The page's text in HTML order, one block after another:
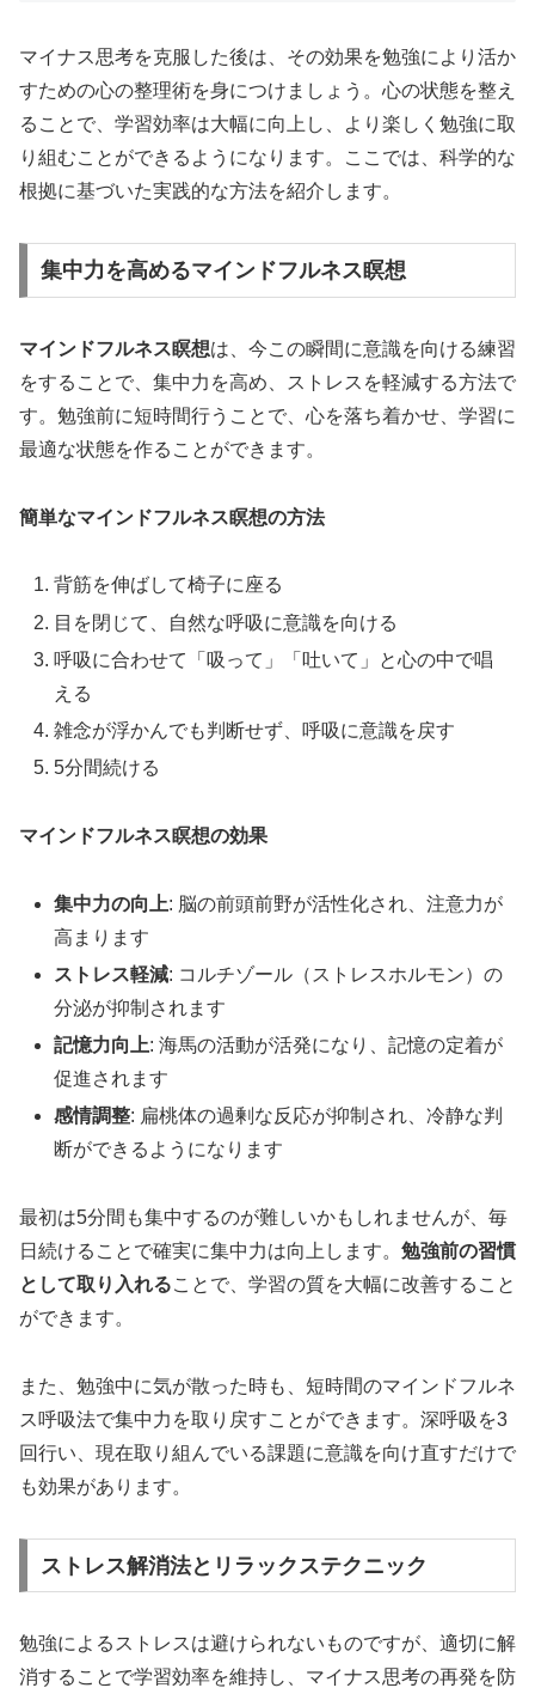
マイナス思考を克服した後は、その効果を勉強により活か
すための心の整理術を身につけましょう。心の状態を整え
ることで、学習効率は大幅に向上し、より楽しく勉強に取
り組むことができるようになります。ここでは、科学的な
根拠に基づいた実践的な方法を紹介します。
集中力を高めるマインドフルネス瞑想
マインドフルネス瞑想は、今この瞬間に意識を向ける練習
をすることで、集中力を高め、ストレスを軽減する方法で
す。勉強前に短時間行うことで、心を落ち着かせ、学習に
最適な状態を作ることができます。
簡単なマインドフルネス瞑想の方法
背筋を伸ばして椅子に座る
目を閉じて、自然な呼吸に意識を向ける
呼吸に合わせて「吸って」「吐いて」と心の中で唱
える
雑念が浮かんでも判断せず、呼吸に意識を戻す
5分間続ける
マインドフルネス瞑想の効果
集中力の向上: 脳の前頭前野が活性化され、注意力が
高まります
ストレス軽減: コルチゾール（ストレスホルモン）の
分泌が抑制されます
記憶力向上: 海馬の活動が活発になり、記憶の定着が
促進されます
感情調整: 扁桃体の過剰な反応が抑制され、冷静な判
断ができるようになります
最初は5分間も集中するのが難しいかもしれませんが、毎
日続けることで確実に集中力は向上します。 勉強前の習慣
として取り入れることで、学習の質を大幅に改善すること
ができます。
また、勉強中に気が散った時も、短時間のマインドフルネ
ス呼吸法で集中力を取り戻すことができます。深呼吸を3
回行い、現在取り組んでいる課題に意識を向け直すだけで
も効果があります。
ストレス解消法とリラックステクニック
勉強によるストレスは避けられないものですが、適切に解
消することで学習効率を維持し、マイナス思考の再発を防